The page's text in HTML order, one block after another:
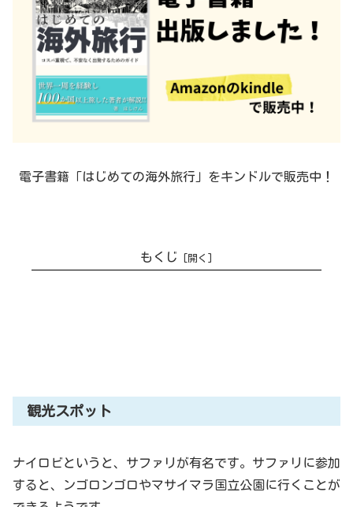
電子書籍「はじめての海外旅行」をキンドルで販売中！
もくじ
観光スポット
ナイロビというと、サファリが有名です。サファリに参加
すると、ンゴロンゴロやマサイマラ国立公園に行くことが